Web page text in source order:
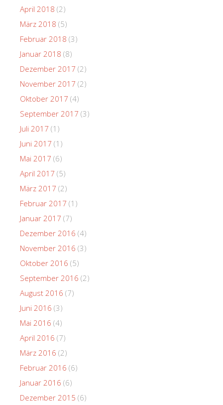
April 2018 (2)
März 2018 (5)
Februar 2018 (3)
Januar 2018 (8)
Dezember 2017 (2)
November 2017 (2)
Oktober 2017 (4)
September 2017 (3)
Juli 2017 (1)
Juni 2017 (1)
Mai 2017 (6)
April 2017 (5)
März 2017 (2)
Februar 2017 (1)
Januar 2017 (7)
Dezember 2016 (4)
November 2016 (3)
Oktober 2016 (5)
September 2016 (2)
August 2016 (7)
Juni 2016 (3)
Mai 2016 (4)
April 2016 (7)
März 2016 (2)
Februar 2016 (6)
Januar 2016 (6)
Dezember 2015 (6)